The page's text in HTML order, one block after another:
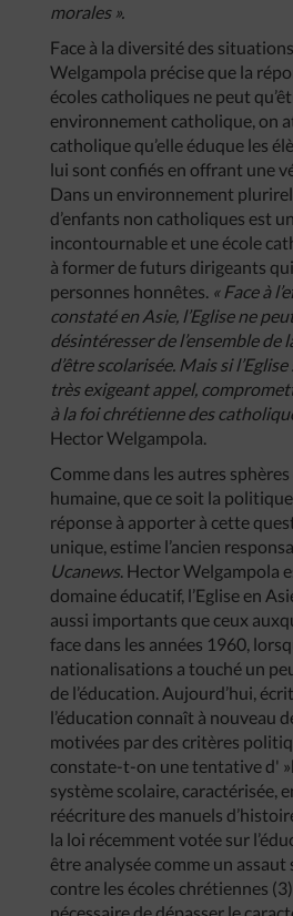
morales ».
Face à la diversité des
Welgampola précise que la
écoles catholiques ne peut
environnement catholique, on
catholique qu’elle éduque les
lui sont confiés en offrant une
Dans un environnement
d’enfants non catholiques est
incontournable et une école
à former de futurs dirigeants
personnes honnêtes. « Face à
constaté en Asie, l’Eglise ne
désintéresser de l’ensemble de
d’être scolarisée. Mais si
très exigeant appel,
à la foi chrétienne des
Hector Welgampola.
Comme dans les autres sphères
humaine, que ce soit la politique
réponse à apporter à cette
unique, estime l’ancien
Ucanews. Hector Welgampola
domaine éducatif, l’Eglise en
aussi importants que ceux
face dans les années 1960,
nationalisations a touché un
de l’éducation. Aujourd’hui,
l’éducation connaît à nouveau
motivées par des critères
constate-t-on une tentative d'
système scolaire, caractérisée,
réécriture des manuels
la loi récemment votée sur
être analysée comme un
contre les écoles chrétiennes